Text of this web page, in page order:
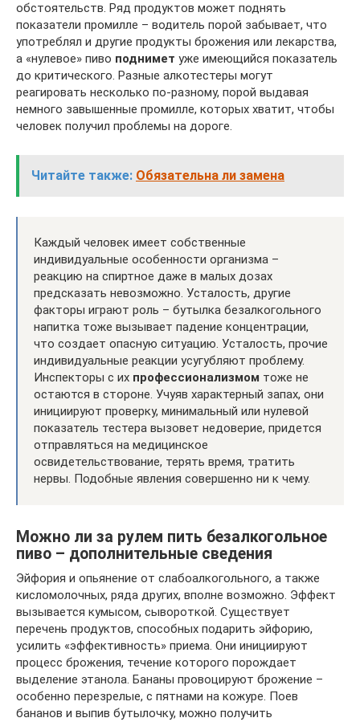
обстоятельств. Ряд продуктов может поднять
показатели промилле – водитель порой забывает, что
употреблял и другие продукты брожения или лекарства,
а «нулевое» пиво поднимет уже имеющийся показатель
до критического. Разные алкотестеры могут
реагировать несколько по-разному, порой выдавая
немного завышенные промилле, которых хватит, чтобы
человек получил проблемы на дороге.
Читайте также: Обязательна ли замена
Каждый человек имеет собственные
индивидуальные особенности организма –
реакцию на спиртное даже в малых дозах
предсказать невозможно. Усталость, другие
факторы играют роль – бутылка безалкогольного
напитка тоже вызывает падение концентрации,
что создает опасную ситуацию. Усталость, прочие
индивидуальные реакции усугубляют проблему.
Инспекторы с их профессионализмом тоже не
остаются в стороне. Учуяв характерный запах, они
инициируют проверку, минимальный или нулевой
показатель тестера вызовет недоверие, придется
отправляться на медицинское
освидетельствование, терять время, тратить
нервы. Подобные явления совершенно ни к чему.
Можно ли за рулем пить безалкогольное
пиво – дополнительные сведения
Эйфория и опьянение от слабоалкогольного, а также
кисломолочных, ряда других, вполне возможно. Эффект
вызывается кумысом, сывороткой. Существует
перечень продуктов, способных подарить эйфорию,
усилить «эффективность» приема. Они инициируют
процесс брожения, течение которого порождает
выделение этанола. Бананы провоцируют брожение –
особенно перезрелые, с пятнами на кожуре. Поев
бананов и выпив бутылочку, можно получить